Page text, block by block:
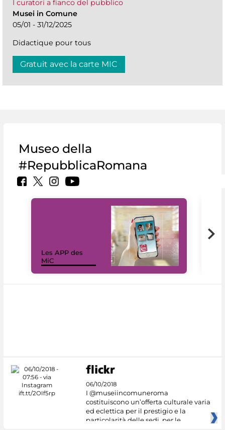
I curatori a fianco del pubblico
Musei in Comune
05/01 - 31/12/2025
Didactique pour tous
Gratuit avec la carte MIC
Museo della
#RepubblicaRomana
Les APP des
MiC
06/10/2018
I @museiincomuneroma
costituiscono un’offerta culturale varia
ed eclettica per il prestigio e la
particolarità delle sedi, per le